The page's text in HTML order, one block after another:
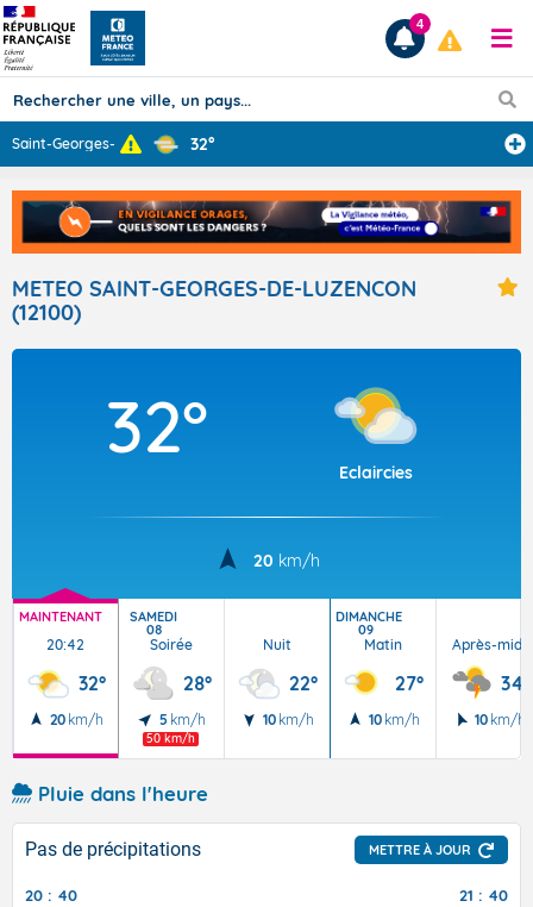
Prévisions
TOUS LES RÉSULTATS
4
Saint-Georges-d... 32°
METEO SAINT-GEORGES-DE-LUZENCON
(12100)
32°
Eclaircies
20 km/h
MAINTENANT
20:42
32°
20 km/h
SAMEDI
08
Soirée
28°
5 km/h
50 km/h
Nuit
22°
10 km/h
DIMANCHE
09
Matin
27°
10 km/h
Après-midi
34°
10 km/h
Pluie dans l'heure
Pas de précipitations METTRE À JOUR
20 : 40 21 : 40